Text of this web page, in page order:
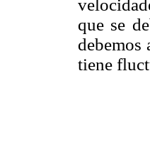
que se
debemos
tiene